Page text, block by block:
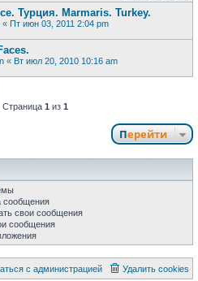
Турция. Marmaris. Turkey.
« Пт июн 03, 2011 2:04 pm
« Вт июл 20, 2010 10:16 am
Страница 1 из 1
Перейти
сообщения
свои сообщения
сообщения
Удалить cookies
аться с администрацией